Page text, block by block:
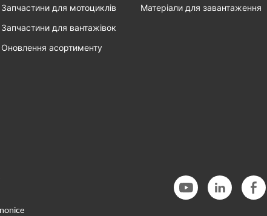
Запчастини для мотоциклів
Запчастини для вантажівок
Оновлення асортименту
Матеріали для завантаження